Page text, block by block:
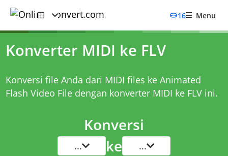
16 Menu
Konverter MIDI ke FLV
Konversi file Anda dari MIDI files ke Animated
Flash Video File dengan konverter MIDI ke FLVini.
Konversi
... ke ...